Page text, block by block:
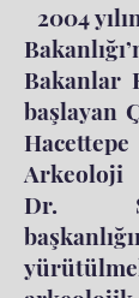
2004
Bakanlar
başlayan
Arkeoloji
Dr.